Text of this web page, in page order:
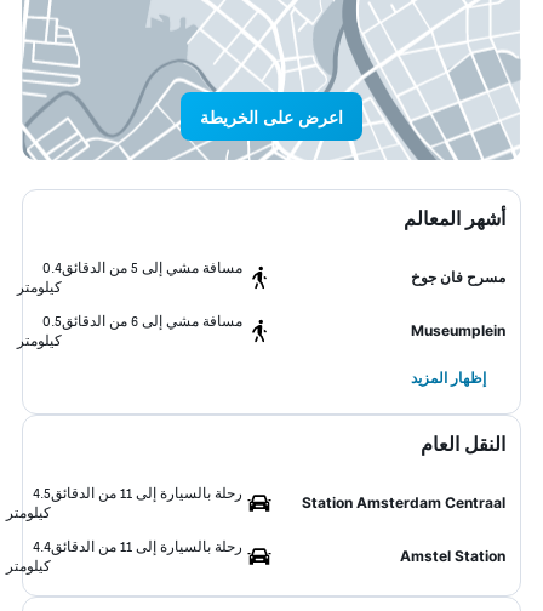
اعرض على الخريطة
أشهر المعالم
مسرح فان جوخ
مسافة مشي إلى 5 من الدقائق
0.4
كيلومتر
Museumplein
مسافة مشي إلى 6 من الدقائق
0.5
كيلومتر
إظهار المزيد
النقل العام
Station Amsterdam Centraal
رحلة بالسيارة إلى 11 من الدقائق
4.5
كيلومتر
Amstel Station
رحلة بالسيارة إلى 11 من الدقائق
4.4
كيلومتر